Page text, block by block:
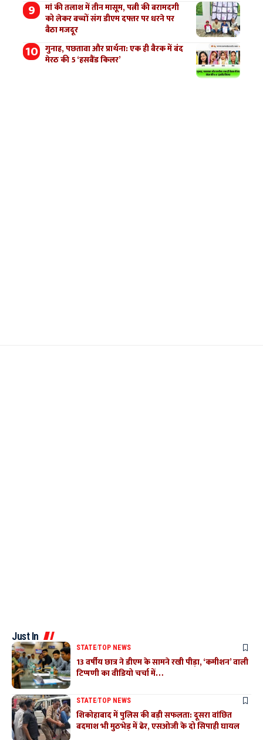
मां की तलाश में तीन मासूम, पत्नी की बरामदगी
को लेकर बच्चों संग डीएम दफ्तर पर धरने पर
बैठा मजदूर
गुनाह, पछतावा और प्रार्थना: एक ही बैरक में बंद
मेरठ की 5 ‘हसबैंड किलर’
Just In
STATETOP NEWS
13 वर्षीय छात्र ने डीएम के सामने रखी पीड़ा, ‘कमीशन’ वाली
टिप्पणी का वीडियो चर्चा में…
STATETOP NEWS
शिकोहाबाद में पुलिस की बड़ी सफलता: दूसरा वांछित
बदमाश भी मुठभेड़ में ढेर, एसओजी के दो सिपाही घायल